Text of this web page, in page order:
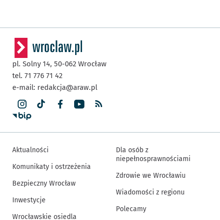
pl. Solny 14, 50-062 Wrocław
tel. 71 776 71 42
e-mail: redakcja@araw.pl
Aktualności
Komunikaty i ostrzeżenia
Bezpieczny Wrocław
Inwestycje
Wrocławskie osiedla
Dla osób z
niepełnosprawnościami
Zdrowie we Wrocławiu
Wiadomości z regionu
Polecamy